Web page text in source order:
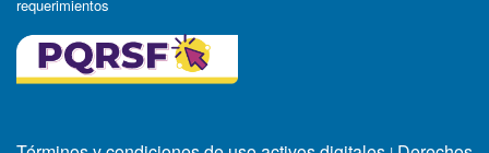
requerimientos